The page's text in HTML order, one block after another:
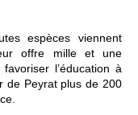
espèces viennent
offre mille et une
l’éducation à
de Peyrat plus de 200